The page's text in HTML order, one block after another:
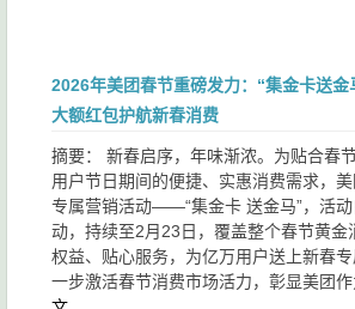
2026年美团春节重磅发力：“集金卡送金
大额红包护航新春消费
摘要： 新春启序，年味渐浓。为贴合春
用户节日期间的便捷、实惠消费需求，
专属营销活动——“集金卡 送金马”，活
动，持续至2月23日，覆盖整个春节黄金
权益、贴心服务，为亿万用户送上新春
一步激活春节消费市场活力，彰显美团